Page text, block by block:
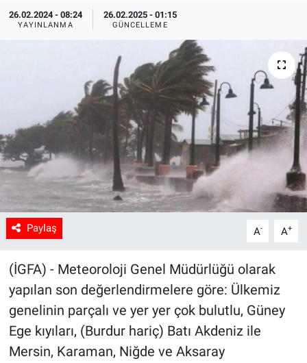
26.02.2024 - 08:24
YAYINLANMA
26.02.2025 - 01:15
GÜNCELLEME
Paylaş A- A+
(İGFA) - Meteoroloji Genel Müdürlüğü olarak
yapılan son değerlendirmelere göre: Ülkemiz
genelinin parçalı ve yer yer çok bulutlu, Güney
Ege kıyıları, (Burdur hariç) Batı Akdeniz ile
Mersin, Karaman, Niğde ve Aksaray
Politika
Yaşam
Tarım